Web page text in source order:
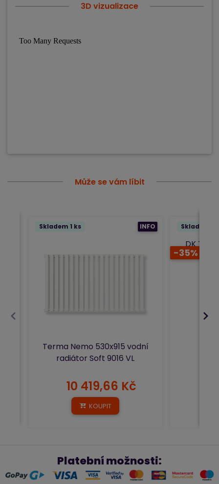
3D vizualizace
Může se vám líbit
Skladem 1 ks INFO
Terma Nemo 530x915 vodní
radiátor Soft 9016 VL
10 419,66 Kč
KOUPIT
Skladem 2
DK
vodní
-35%
Platební možnosti: